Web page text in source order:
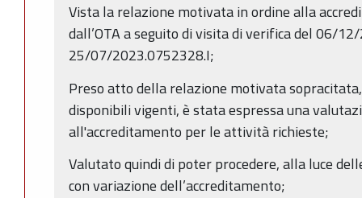
Vista la relazione motivata in ordine alla
dall’OTA a seguito di visita di verifica del 06/
25/07/2023.0752328.I;
Preso atto della relazione motivata
disponibili vigenti, è stata espressa una
all'accreditamento per le attività richieste;
Valutato quindi di poter procedere, alla luce
con variazione dell’accreditamento;